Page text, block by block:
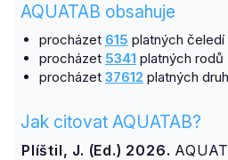
AQUATAB obsahuje
procházet 615 platných čeledí
procházet 5341 platných rodů
procházet 37612 platných
Jak citovat AQUATAB?
Plíštil, J. (Ed.) 2026.